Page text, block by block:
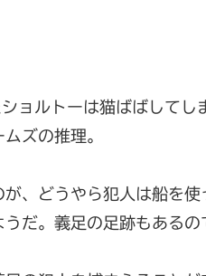
ョルトーは猫ばばして
ズの推理。
、どうやら犯人は船を使
だ。義足の足跡もある